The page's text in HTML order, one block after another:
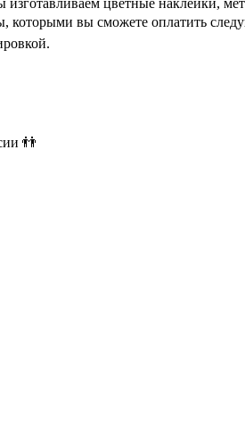
цветные наклейки,
которыми вы сможете оплатить
👬